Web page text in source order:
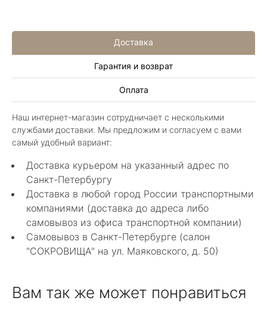
Доставка
Гарантия и возврат
Оплата
Наш интернет-магазин сотрудничает с несколькими
службами доставки. Мы предложим и согласуем с вами
самый удобный вариант:
Доставка курьером на указанный адрес по
Санкт-Петербургу
Доставка в любой город России транспортными
компаниями (доставка до адреса либо
самовывоз из офиса транспортной компании)
Самовывоз в Санкт-Петербурге (салон
"СОКРОВИЩА" на ул. Маяковского, д. 50)
Вам так же может понравиться
Алла Майорова
Классные изделия, оригинальные не похожие
в других магазинах. Сотрудники очень
грамотные специалисты в своем деле помогли
с выбором.
Показать полностью
Нелли Г.
4 мая 2025
Каждый раз бывая на Большой Конюшенной
12 в Санкт-Петербурге посещаю этот
феи-специалисты" помогут определиться с
выбором ! Украшения из этого бутика